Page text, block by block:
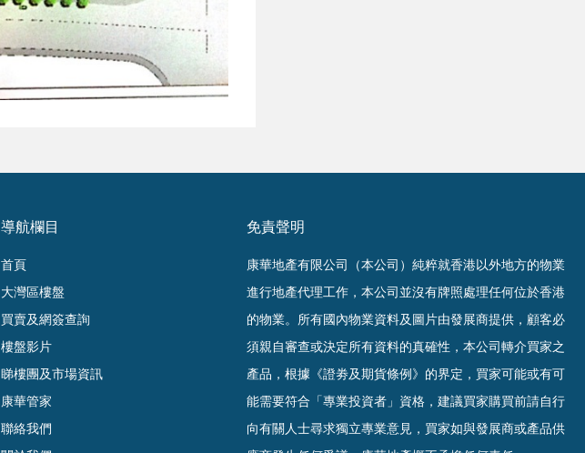
導航欄目
首頁
大灣區樓盤
買賣及網簽查詢
樓盤影片
睇樓團及市場資訊
康華管家
聯絡我們
免責聲明
康華地產有限公司（本公司）純粹就香港以外地方的物業
進行地產代理工作，本公司並沒有牌照處理任何位於香港
的物業。 所有國內物業資料及圖片由發展商提供，顧客必
須親自審查或決定所有資料的真確性 ， 本公司轉介買家之
產品，根據《證劵及期貨條例》的界定，買家可能或有可
能需要符合「專業投資者」資格，建議買家購買前請自行
向有關人士尋求獨立專業意見，買家如與發展商或產品供